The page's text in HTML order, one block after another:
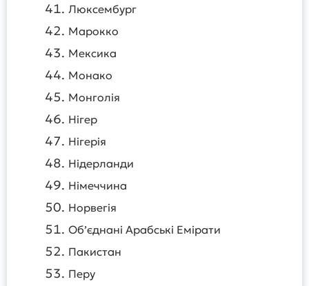
Люксембург
Марокко
Мексика
Монако
Монголія
Нігер
Нігерія
Нідерланди
Німеччина
Норвегія
Об’єднані Арабські Емірати
Пакистан
Перу